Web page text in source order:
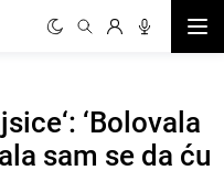
‘Bolovala
sam se da ću